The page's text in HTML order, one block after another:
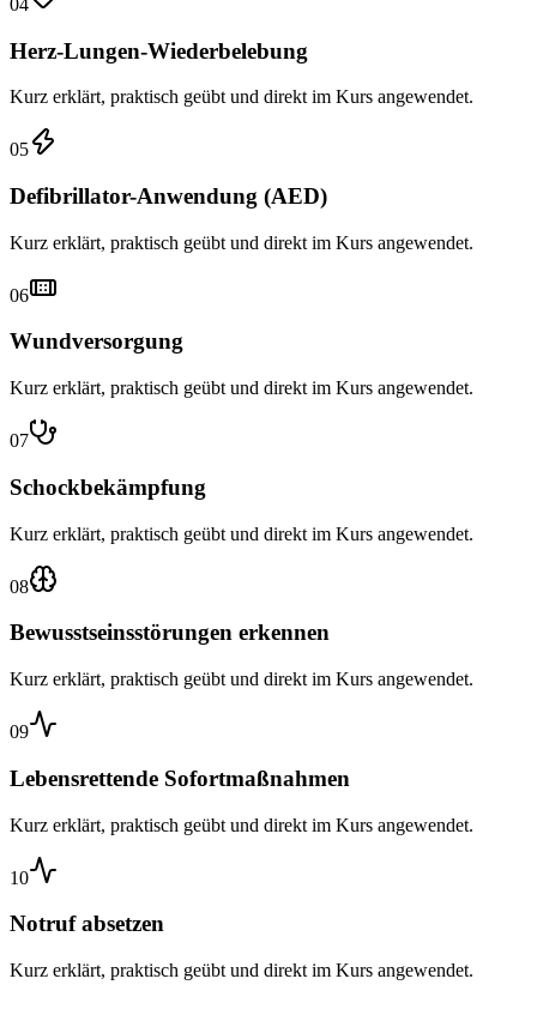
Herz-Lungen-Wiederbelebung
Kurz erklärt, praktisch geübt und direkt im Kurs angewendet.
05
Defibrillator-Anwendung (AED)
Kurz erklärt, praktisch geübt und direkt im Kurs angewendet.
06
Wundversorgung
Kurz erklärt, praktisch geübt und direkt im Kurs angewendet.
07
Schockbekämpfung
Kurz erklärt, praktisch geübt und direkt im Kurs angewendet.
08
Bewusstseinsstörungen erkennen
Kurz erklärt, praktisch geübt und direkt im Kurs angewendet.
09
Lebensrettende Sofortmaßnahmen
Kurz erklärt, praktisch geübt und direkt im Kurs angewendet.
10
Notruf absetzen
Kurz erklärt, praktisch geübt und direkt im Kurs angewendet.